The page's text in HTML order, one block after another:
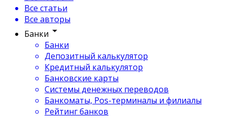
Все статьи
Все авторы
Банки
Банки
Депозитный калькулятор
Кредитный калькулятор
Банковские карты
Системы денежных переводов
Банкоматы, Pos-терминалы и филиалы
Рейтинг банков